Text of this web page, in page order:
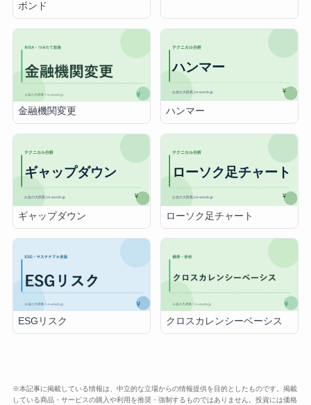
ボンド
金融機関変更 ハンマー
ギャップダウン ローソク足チャート
ESGリスク クロスカレンシーベーシス
※本記事に掲載している情報は、中立的な立場からの情報提供を目的としたものです。掲載
している商品・サービスの購入や利用を推奨・強制するものではありません。投資には価格